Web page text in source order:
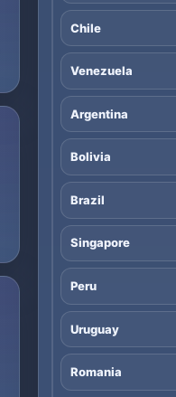
Chile
Venezuela
Argentina
Bolivia
Brazil
Singapore
Peru
Uruguay
Romania